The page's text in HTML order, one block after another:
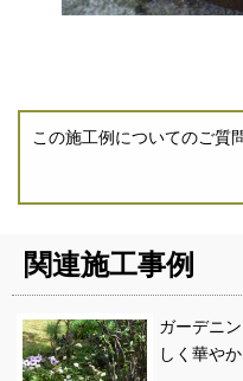
この施工例についてのご質
関連施工事例
ガーデニ
しく華や